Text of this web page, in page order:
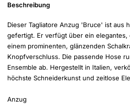
Beschreibung
Dieser Tagliatore Anzug 'Bruce' ist aus
gefertigt. Er verfügt über ein elegantes,
einem prominenten, glänzenden
Knopfverschluss. Die passende Hose
Ensemble ab. Hergestellt in Italien,
höchste Schneiderkunst und zeitlose
Anzug